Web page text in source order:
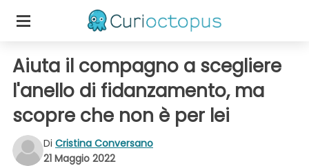
Aiuta il compagno a scegliere
l'anello di fidanzamento, ma
scopre che non è per lei
Di Cristina Conversano
21 Maggio 2022